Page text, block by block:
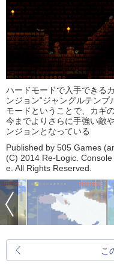
ハードモードで入手できる
ンジョン“ジャングルテン
モードということで、カギ
今までよりさらに手強い敵
ンジョンとなっている
Published by 505 Games
(C) 2014 Re-Logic.
e. All Rights Reserved.
こ